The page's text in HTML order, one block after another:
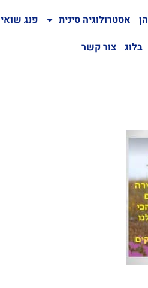
אסטרולוגיה סינית פנג שואי
בלוג צור קשר